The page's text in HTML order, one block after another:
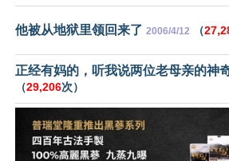
他被从地狱里领回来了 2006/4/12 （
正经有妈的，听我说两位老母亲的神
（29,206次）